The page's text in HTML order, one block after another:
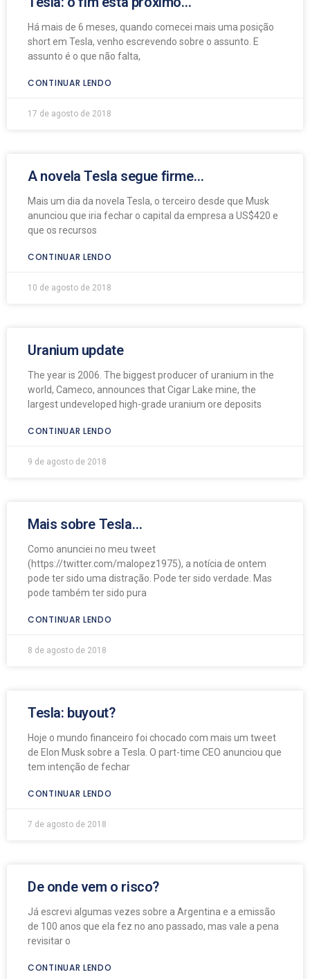
Há mais de 6 meses, quando comecei mais uma posição
short em Tesla, venho escrevendo sobre o assunto. E
assunto é o que não falta,
CONTINUAR LENDO
17 de agosto de 2018
A novela Tesla segue firme…
Mais um dia da novela Tesla, o terceiro desde que Musk
anunciou que iria fechar o capital da empresa a US$420 e
que os recursos
CONTINUAR LENDO
10 de agosto de 2018
Uranium update
The year is 2006. The biggest producer of uranium in the
world, Cameco, announces that Cigar Lake mine, the
largest undeveloped high-grade uranium ore deposits
CONTINUAR LENDO
9 de agosto de 2018
Mais sobre Tesla…
Como anunciei no meu tweet
(https://twitter.com/malopez1975), a notícia de ontem
pode ter sido uma distração. Pode ter sido verdade. Mas
pode também ter sido pura
CONTINUAR LENDO
8 de agosto de 2018
Tesla: buyout?
Hoje o mundo financeiro foi chocado com mais um tweet
de Elon Musk sobre a Tesla. O part-time CEO anunciou que
tem intenção de fechar
CONTINUAR LENDO
7 de agosto de 2018
De onde vem o risco?
Já escrevi algumas vezes sobre a Argentina e a emissão
de 100 anos que ela fez no ano passado, mas vale a pena
revisitar o
CONTINUAR LENDO